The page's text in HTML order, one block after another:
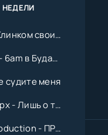
НЕДЕЛИ
Ingvar - Клинком своим ударишь ты по сердцу мне
Og Buda - 6am в Будапеште
судите меня
Руки Вверх - Лишь о тебе мечтая (Remix cover Deep House)
Pasha Production - ПРАВДУ СКАЖИ